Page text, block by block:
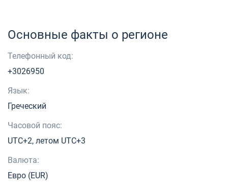
Основные факты о регионе
Телефонный код:
+3026950
Язык:
Греческий
Часовой пояс:
UTC+2, летом UTC+3
Валюта:
Евро (EUR)